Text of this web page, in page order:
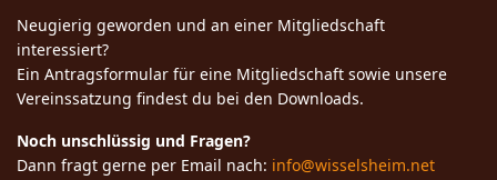
Neugierig geworden und an einer Mitgliedschaft
interessiert?
Ein Antragsformular für eine Mitgliedschaft sowie unsere
Vereinssatzung findest du bei den Downloads.
Noch unschlüssig und Fragen?
Dann fragt gerne per Email nach: info@wisselsheim.net